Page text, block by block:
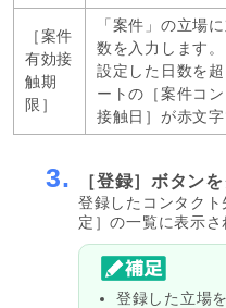
［案件
有効接
触期
限］
「案件」の立場
数を入力します。
設定した日数を
ートの［案件コ
接触日］が赤文字
3. ［登録］ボタン
登録したコンタク
定］の一覧に表示さ
登録した立場